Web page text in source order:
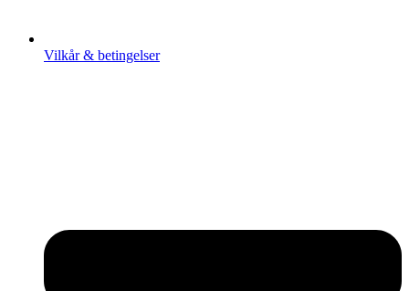
Vilkår & betingelser